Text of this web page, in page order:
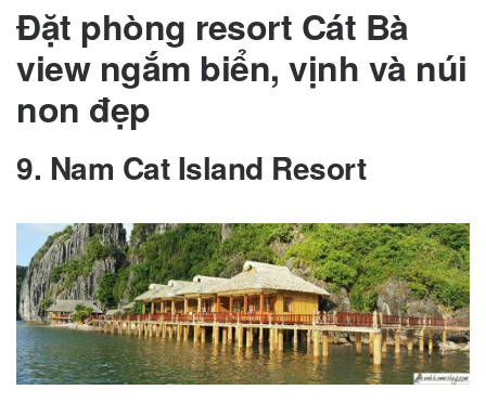
Đặt phòng resort Cát Bà
view ngắm biển, vịnh và núi
non đẹp
9. Nam Cat Island Resort